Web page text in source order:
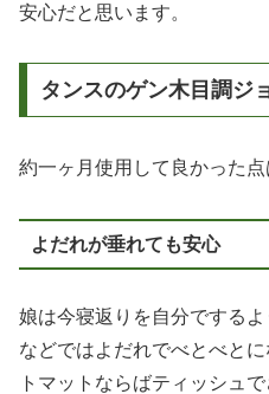
安心だと思います。
タンスのゲン木目調ジ
約一ヶ月使用して良かった点
よだれが垂れても安心
娘は今寝返りを自分でする
などではよだれでべとべと
トマットならばティッシュ